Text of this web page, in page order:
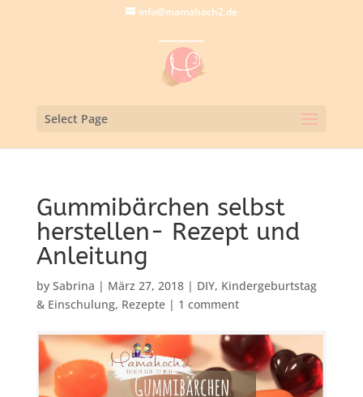
info@mamahoch2.de
Select Page
Gummibärchen selbst
herstellen- Rezept und
Anleitung
by Sabrina | März 27, 2018| DIY, Kindergeburtstag
& Einschulung, Rezepte| 1 comment